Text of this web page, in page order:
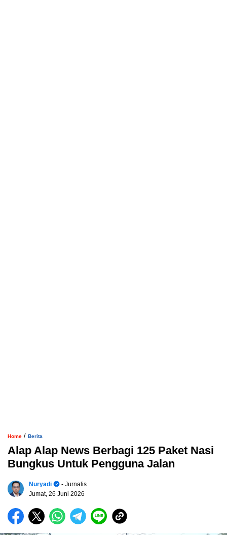
Home / Berita
Alap Alap News Berbagi 125 Paket Nasi
Bungkus Untuk Pengguna Jalan
Nuryadi
- Jurnalis
Jumat, 26 Juni 2026